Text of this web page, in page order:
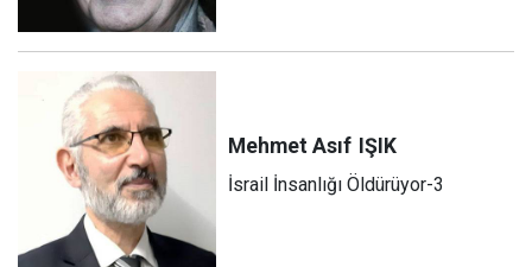
Mehmet Asıf IŞIK
İsrail İnsanlığı Öldürüyor-3